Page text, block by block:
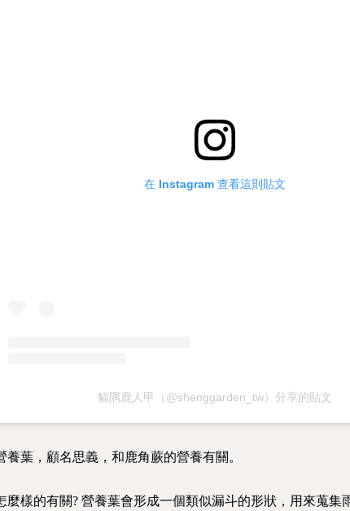
在 Instagram 查看這則貼文
貓隅鹿人甲（@shenggarden_tw）分享的貼文
養葉，顧名思義，和鹿角蕨的營養有關。
麼樣的有關? 營養葉會形成一個類似漏斗的形狀，用來蒐